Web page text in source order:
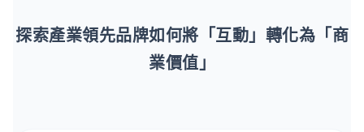
探索產業領先品牌如何將「互動」轉化為「商
業價值」